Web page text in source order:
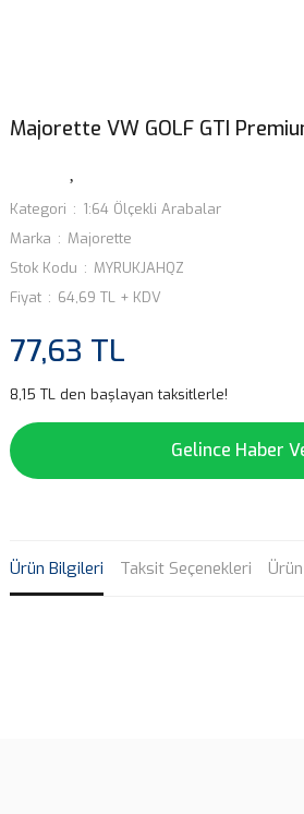
Majorette VW GOLF GTI
Kategori
1:64 Ölçekli Arabalar
Marka
Majorette
Stok Kodu
MYRUKJAHQZ
Fiyat
64,69 TL + KDV
77,63 TL
8,15 TL den başlayan taksitlerle!
Gelince Haber
Ürün Bilgileri Taksit Seçenekleri